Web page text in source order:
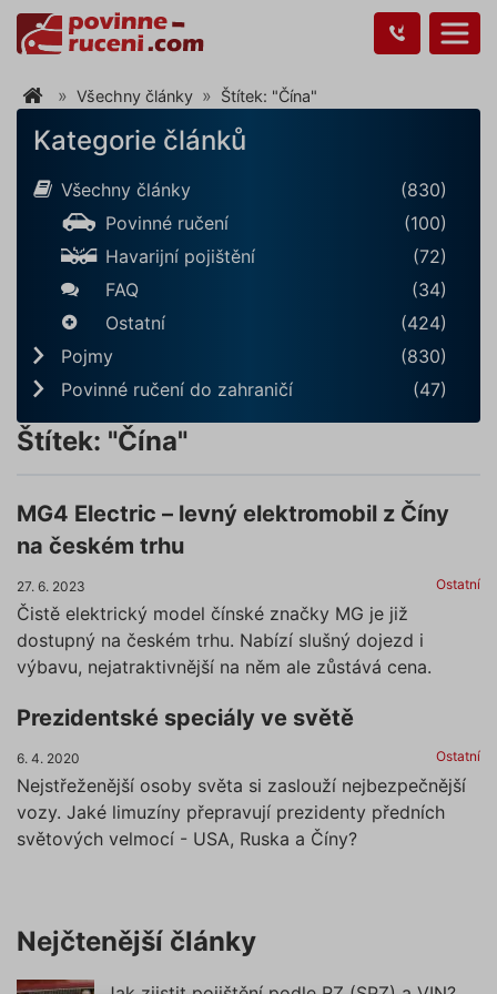
Všechny články Štítek: "Čína"
Kategorie článků
Všechny články
(830)
Povinné ručení
(100)
Havarijní pojištění
(72)
FAQ
(34)
Ostatní
(424)
Pojmy
(830)
Povinné ručení do zahraničí
(47)
Štítek: "Čína"
MG4 Electric – levný elektromobil z Číny
na českém trhu
27. 6. 2023 Ostatní
Čistě elektrický model čínské značky MG je již
dostupný na českém trhu. Nabízí slušný dojezd i
výbavu, nejatraktivnější na něm ale zůstává cena.
Prezidentské speciály ve světě
6. 4. 2020 Ostatní
Nejstřeženější osoby světa si zaslouží nejbezpečnější
vozy. Jaké limuzíny přepravují prezidenty předních
světových velmocí - USA, Ruska a Číny?
Nejčtenější články